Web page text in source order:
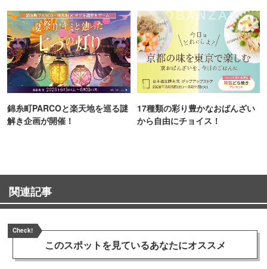
錦糸町PARCOと楽天地を巡る謎
解き企画が開催！
17種類の彩り豊かなおばんざい
から自由にチョイス！
関連記事
Check!
このスポットを見ているあなたにオススメ